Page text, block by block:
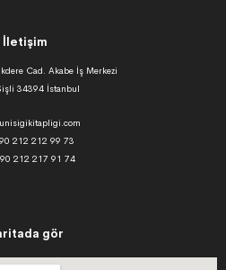
İletişim
Cad. Akabe İş Merkezi
34394 İstanbul
212 212 99 73
212 217 91 74
gör